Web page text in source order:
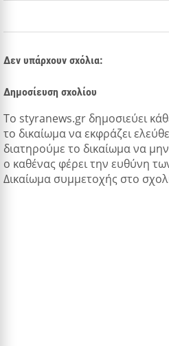
Δεν υπάρχουν σχόλια:
Δημοσίευση σχολίου
Tο styranews.gr δημοσιεύει
το δικαίωμα να εκφράζει
διατηρούμε το δικαίωμα να
ο καθένας φέρει την ευθύνη
Δικαίωμα συμμετοχής στο